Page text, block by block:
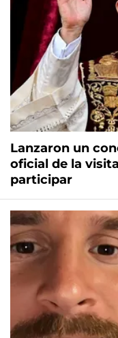
Lanzaron un
oficial de la
participar